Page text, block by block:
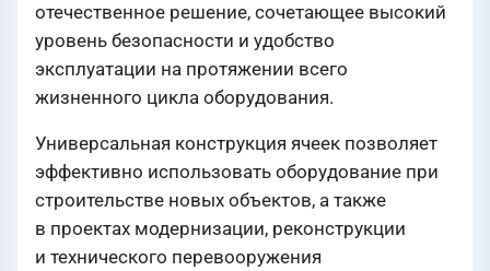
отечественное решение, сочетающее высокий
уровень безопасности и удобство
эксплуатации на протяжении всего
жизненного цикла оборудования.
Универсальная конструкция ячеек позволяет
эффективно использовать оборудование при
строительстве новых объектов, а также
в проектах модернизации, реконструкции
и технического перевооружения